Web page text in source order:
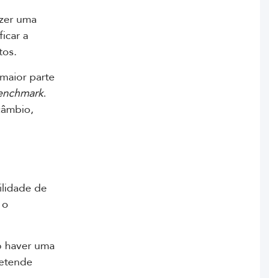
uma
a
parte
.
de
haver uma